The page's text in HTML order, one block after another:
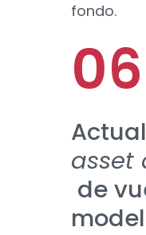
fondo.
asset
de